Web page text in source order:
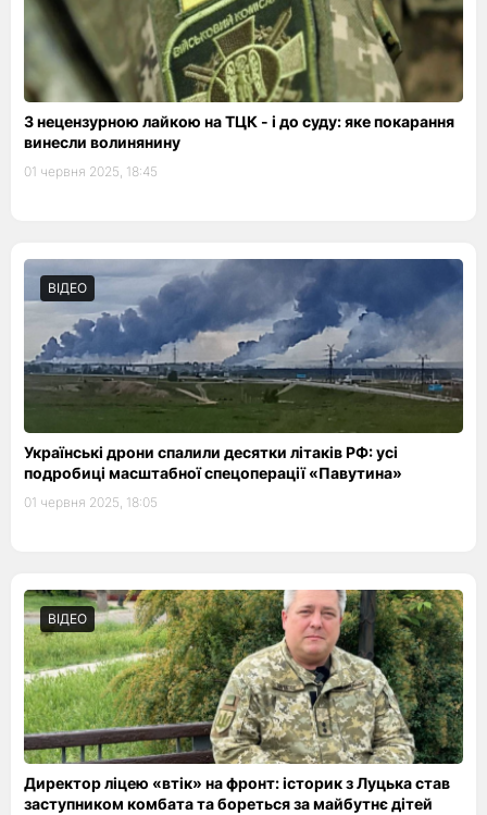
З нецензурною лайкою на ТЦК - і до суду: яке покарання
винесли волинянину
01 червня 2025, 18:45
ВІДЕО
Українські дрони спалили десятки літаків РФ: усі
подробиці масштабної спецоперації «Павутина»
01 червня 2025, 18:05
ВІДЕО
Директор ліцею «втік» на фронт: історик з Луцька став
заступником комбата та бореться за майбутнє дітей